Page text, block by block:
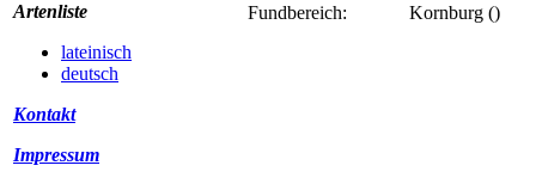
Artenliste
lateinisch
deutsch
Kontakt
Impressum
Fundbereich: Kornburg ()